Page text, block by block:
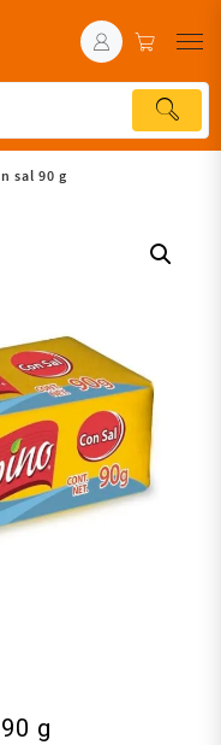
sal 90 g
g